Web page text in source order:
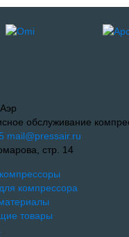
обслуживание
mail@pressair.ru
стр. 14
компрессора
товары